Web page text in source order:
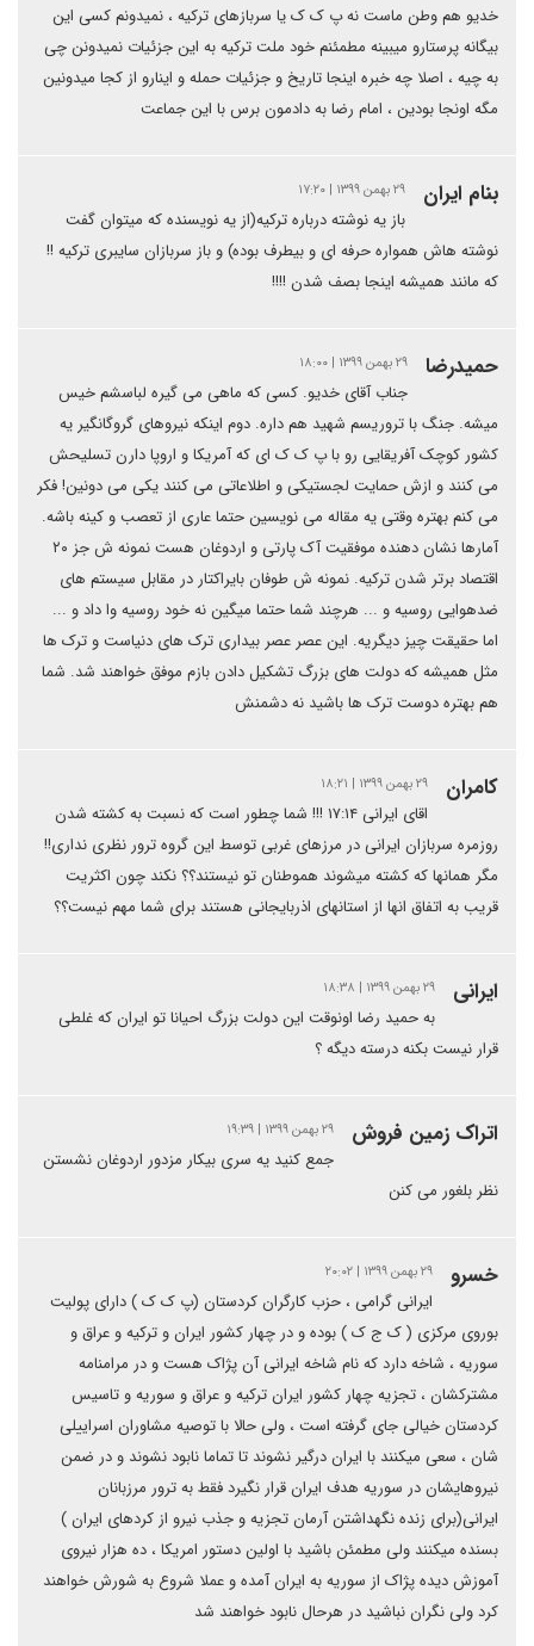
خدیو هم وطن ماست نه پ ک ک یا سربازهای ترکیه ، نمیدونم کسی این
بیگانه پرستارو میبینه مطمئنم خود ملت ترکیه به این جزئیات نمیدونن چی
به چیه ، اصلا چه خبره اینجا تاریخ و جزئیات حمله و اینارو از کجا میدونین
مگه اونجا بودین ، امام رضا به دادمون برس با این جماعت
بنام ایران ۲۹ بهمن ۱۳۹۹ | ۱۷:۲۰
باز یه نوشته درباره ترکیه(از یه نویسنده که میتوان گفت
نوشته هاش همواره حرفه ای و بیطرف بوده) و باز سربازان سایبری ترکیه !!
که مانند همیشه اینجا بصف شدن !!!!
حمیدرضا ۲۹ بهمن ۱۳۹۹ | ۱۸:۰۰
جناب آقای خدیو. کسی که ماهی می گیره لباسشم خیس
میشه. جنگ با تروریسم شهید هم داره. دوم اینکه نیروهای گروگانگیر یه
کشور کوچک آفریقایی رو با پ ک ک ای که آمریکا و اروپا دارن تسلیحش
می کنند و ازش حمایت لجستیکی و اطلاعاتی می کنند یکی می دونین! فکر
می کنم بهتره وقتی یه مقاله می نویسین حتما عاری از تعصب و کینه باشه.
آمارها نشان دهنده موفقیت آک پارتی و اردوغان هست نمونه ش جز ۲۰
اقتصاد برتر شدن ترکیه. نمونه ش طوفان بایراکتار در مقابل سیستم های
ضدهوایی روسیه و ... هرچند شما حتما میگین نه خود روسیه وا داد و ...
اما حقیقت چیز دیگریه. این عصر عصر بیداری ترک های دنیاست و ترک ها
مثل همیشه که دولت های بزرگ تشکیل دادن بازم موفق خواهند شد. شما
هم بهتره دوست ترک ها باشید نه دشمنش
كامران ۲۹ بهمن ۱۳۹۹ | ۱۸:۲۱
اقای ایرانی ۱۷:۱۴ !!! شما چطور است که نسبت به کشته شدن
روزمره سربازان ایرانی در مرزهای غربی توسط این گروه ترور نظری نداری!!
مگر همانها که کشته میشوند هموطنان تو نیستند؟؟ نکند چون اکثریت
قریب به اتفاق انها از استانهای اذربایجانی هستند برای شما مهم نیست؟؟
ایرانی ۲۹ بهمن ۱۳۹۹ | ۱۸:۳۸
به حمید رضا اونوقت این دولت بزرگ احیانا تو ایران که غلطی
قرار نیست بکنه درسته دیگه ؟
اتراک زمین فروش ۲۹ بهمن ۱۳۹۹ | ۱۹:۳۹
جمع کنید یه سری بیکار مزدور اردوغان نشستن
نظر بلغور می کنن
خسرو ۲۹ بهمن ۱۳۹۹ | ۲۰:۰۲
ایرانی گرامی ، حزب کارگران کردستان (پ ک ک ) دارای پولیت
بوروی مرکزی ( ک ج ک ) بوده و در چهار کشور ایران و ترکیه و عراق و
سوریه ، شاخه دارد که نام شاخه ایرانی آن پژاک هست و در مرامنامه
مشترکشان ، تجزیه چهار کشور ایران ترکیه و عراق و سوریه و تاسیس
کردستان خیالی جای گرفته است ، ولی حالا با توصیه مشاوران اسراییلی
شان ، سعی میکنند با ایران درگیر نشوند تا تماما نابود نشوند و در ضمن
نیروهایشان در سوریه هدف ایران قرار نگیرد فقط به ترور مرزبانان
ایرانی(برای زنده نگهداشتن آرمان تجزیه و جذب نیرو از کردهای ایران )
بسنده میکنند ولی مطمئن باشید با اولین دستور امریکا ، ده هزار نیروی
آموزش دیده پژاک از سوریه به ایران آمده و عملا شروع به شورش خواهند
کرد ولی نگران نباشید در هرحال نابود خواهند شد